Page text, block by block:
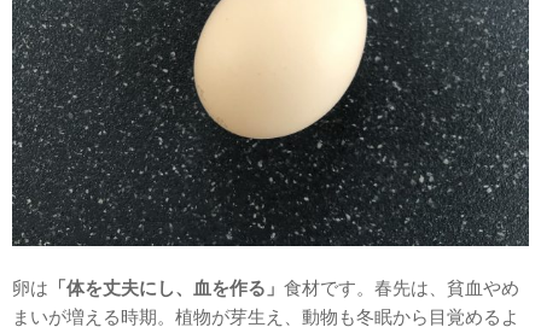
卵は 「体を丈夫にし、血を作る」 食材です。春先は、貧血やめ
まいが増える時期。植物が芽生え、動物も冬眠から目覚めるよ